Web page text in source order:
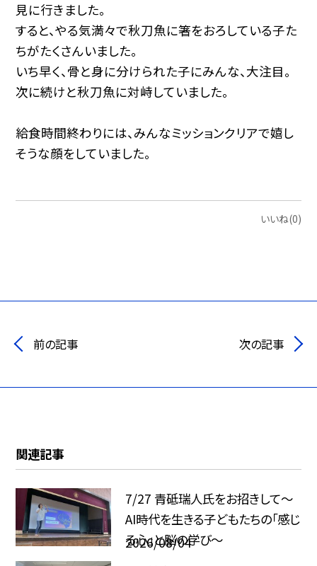
見に行きました。
すると、やる気満々で秋刀魚に箸をおろしている子た
ちがたくさんいました。
いち早く、骨と身に分けられた子にみんな、大注目。
次に続けと秋刀魚に対峙していました。
給食時間終わりには、みんなミッションクリアで嬉し
そうな顔をしていました。
いいね(0)
前の記事 次の記事
関連記事
7/27 青砥瑞人氏をお招きして〜
AI時代を生きる子どもたちの「感じ
る心」と脳の学び〜
2026/08/04